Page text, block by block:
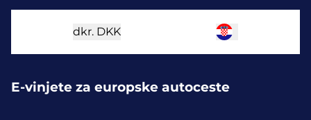
dkr. DKK
E-vinjete za europske autoceste